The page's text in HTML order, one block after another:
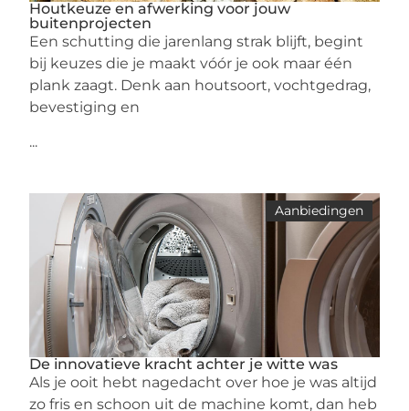
Houtkeuze en afwerking voor jouw
buitenprojecten
Een schutting die jarenlang strak blijft, begint
bij keuzes die je maakt vóór je ook maar één
plank zaagt. Denk aan houtsoort, vochtgedrag,
bevestiging en
...
Aanbiedingen
De innovatieve kracht achter je witte was
Als je ooit hebt nagedacht over hoe je was altijd
zo fris en schoon uit de machine komt, dan heb